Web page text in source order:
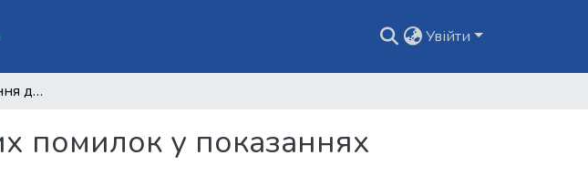
Увійти
Причини виникнення добросовісних помилок у показаннях потерпілих
помилок у показаннях